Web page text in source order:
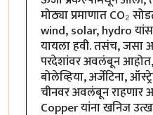
मोठ्या प्रमाणात CO₂
wind, solar, hydro
यायला हवी. तसंच,
परदेशांवर अवलंबून
बोलेव्हिया, अर्जेंटिना,
चीनवर अवलंबून राहणार
Copper यांना खनिज